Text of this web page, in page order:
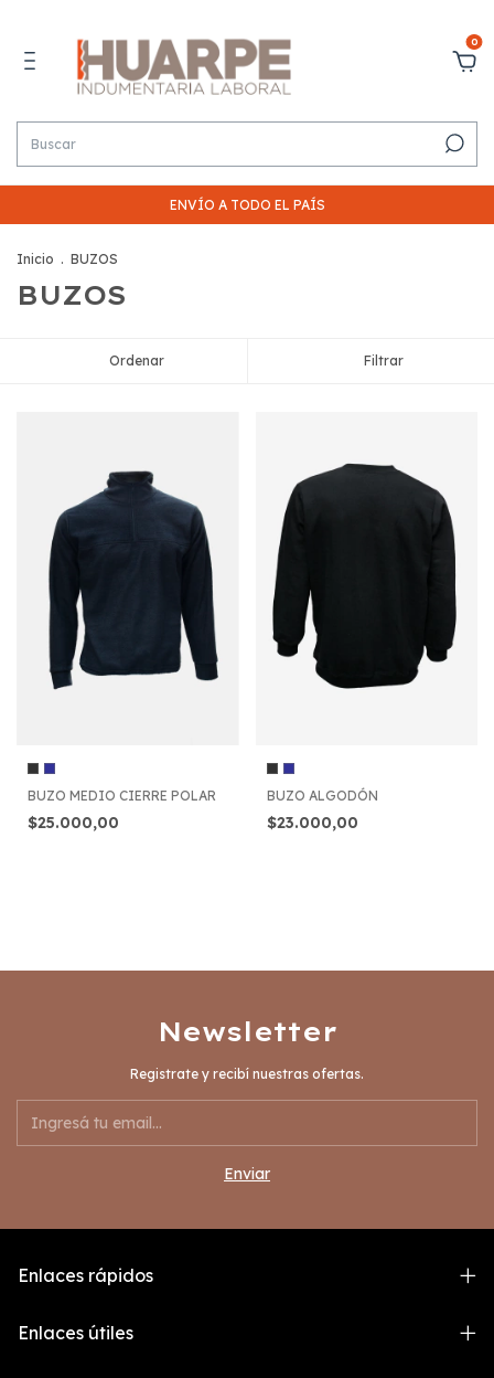
0
ENVÍO A TODO EL PAÍS
Inicio . BUZOS
BUZOS
Ordenar Filtrar
BUZO MEDIO CIERRE POLAR
$25.000,00
BUZO ALGODÓN
$23.000,00
Newsletter
Registrate y recibí nuestras ofertas.
Enlaces rápidos
Enlaces útiles